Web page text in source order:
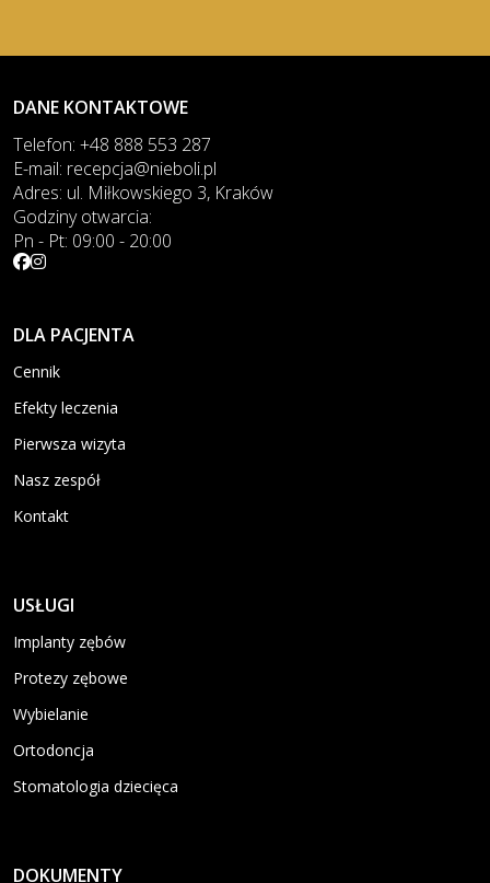
DANE KONTAKTOWE
Telefon: +48 888 553 287
E-mail: recepcja@nieboli.pl
Adres: ul. Miłkowskiego 3, Kraków
Godziny otwarcia:
Pn - Pt: 09:00 - 20:00
DLA PACJENTA
Cennik
Efekty leczenia
Pierwsza wizyta
Nasz zespół
Kontakt
USŁUGI
Implanty zębów
Protezy zębowe
Wybielanie
Ortodoncja
Stomatologia dziecięca
DOKUMENTY